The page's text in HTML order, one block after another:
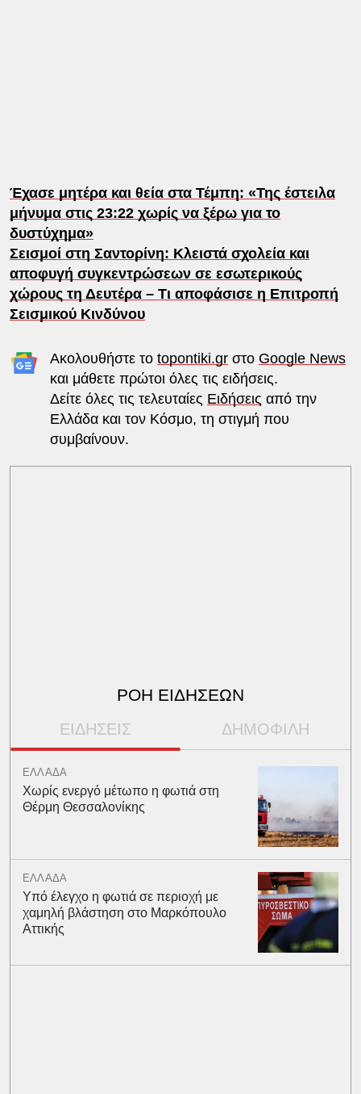
Έχασε μητέρα και θεία στα Τέμπη: «Της έστειλα
μήνυμα στις 23:22 χωρίς να ξέρω για το
δυστύχημα»
Σεισμοί στη Σαντορίνη: Κλειστά σχολεία και
αποφυγή συγκεντρώσεων σε εσωτερικούς
χώρους τη Δευτέρα – Τι αποφάσισε η Eπιτροπή
Σεισμικού Κινδύνου
Ακολουθήστε το topontiki.grστο Google News
και μάθετε πρώτοι όλες τις ειδήσεις.
Δείτε όλες τις τελευταίες Ειδήσεις από την
Ελλάδα και τον Κόσμο, τη στιγμή που
συμβαίνουν.
ΡΟΗ ΕΙΔΗΣΕΩΝ
ΕΙΔΗΣΕΙΣ ΔΗΜΟΦΙΛΗ
ΕΛΛΑΔΑ
Χωρίς ενεργό μέτωπο η φωτιά στη
Θέρμη Θεσσαλονίκης
ΕΛΛΑΔΑ
Υπό έλεγχο η φωτιά σε περιοχή με
χαμηλή βλάστηση στο Μαρκόπουλο
Αττικής